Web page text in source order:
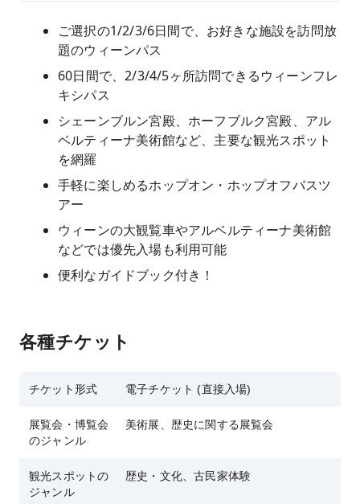
ご選択の1/2/3/6日間で、お好きな施設を訪問放
題のウィーンパス
60日間で、2/3/4/5ヶ所訪問できるウィーンフレ
キシパス
シェーンブルン宮殿、ホーフブルク宮殿、アル
ベルティーナ美術館など、主要な観光スポット
を網羅
手軽に楽しめるホップオン・ホップオフバスツ
アー
ウィーンの大観覧車やアルベルティーナ美術館
などでは優先入場も利用可能
便利なガイドブック付き！
各種チケット
チケット形式 電子チケット (直接入場)
展覧会・博覧会
のジャンル
美術展、歴史に関する展覧会
観光スポットの
ジャンル
歴史・文化、古民家体験